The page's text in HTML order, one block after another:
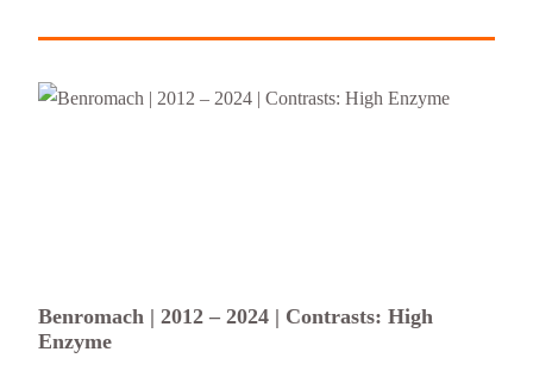
Benromach | 2012 – 2024 | Contrasts: High
Enzyme